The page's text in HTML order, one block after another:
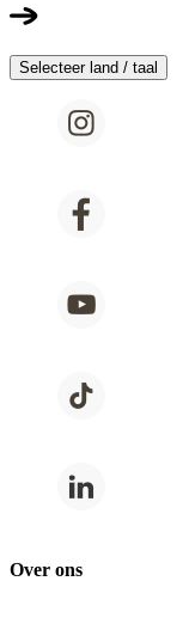
Selecteer land / taal
Over ons